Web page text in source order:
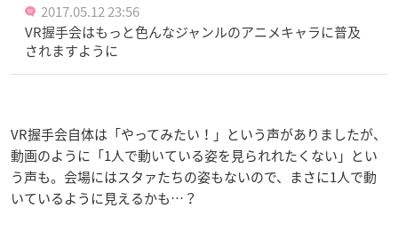
2017.05.12 23:56
VR握手会はもっと色んなジャンルのアニメキャラに普及
されますように
VR握手会自体は「やってみたい！」という声がありましたが、
動画のように「1人で動いている姿を見られれたくない」とい
う声も。会場にはスタァたちの姿もないので、まさに1人で動
いているように見えるかも…？